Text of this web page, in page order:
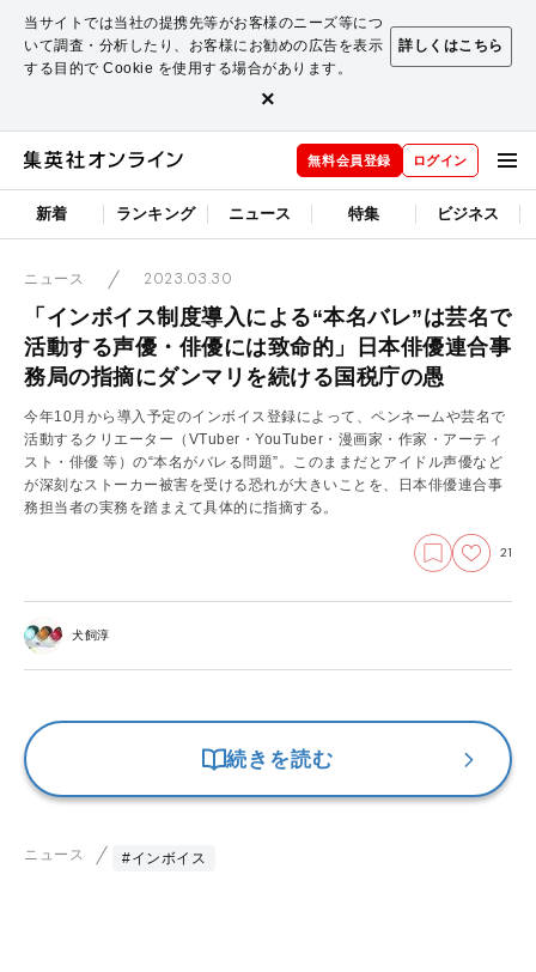
当サイトでは当社の提携先等がお客様のニーズ等につ
いて調査・分析したり、お客様にお勧めの広告を表示
する目的で Cookie を使用する場合があります。
詳しくはこちら
×
無料会員登録 ログイン
新着 ランキング ニュース 特集 ビジネス
ニュース 2023.03.30
「インボイス制度導入による“本名バレ”は芸名で
活動する声優・俳優には致命的」日本俳優連合事
務局の指摘にダンマリを続ける国税庁の愚
今年10月から導入予定のインボイス登録によって、ペンネームや芸名で
活動するクリエーター（VTuber・YouTuber・漫画家・作家・アーティ
スト・俳優 等）の“本名がバレる問題”。このままだとアイドル声優など
が深刻なストーカー被害を受ける恐れが大きいことを、日本俳優連合事
務担当者の実務を踏まえて具体的に指摘する。
21
犬飼淳
続きを読む
ニュース #インボイス